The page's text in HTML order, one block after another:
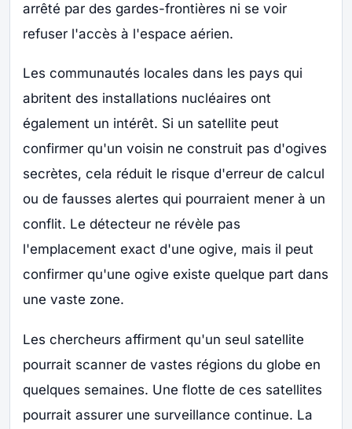
arrêté par des gardes-frontières ni se voir
refuser l'accès à l'espace aérien.
Les communautés locales dans les pays qui
abritent des installations nucléaires ont
également un intérêt. Si un satellite peut
confirmer qu'un voisin ne construit pas d'ogives
secrètes, cela réduit le risque d'erreur de calcul
ou de fausses alertes qui pourraient mener à un
conflit. Le détecteur ne révèle pas
l'emplacement exact d'une ogive, mais il peut
confirmer qu'une ogive existe quelque part dans
une vaste zone.
Les chercheurs affirment qu'un seul satellite
pourrait scanner de vastes régions du globe en
quelques semaines. Une flotte de ces satellites
pourrait assurer une surveillance continue. La